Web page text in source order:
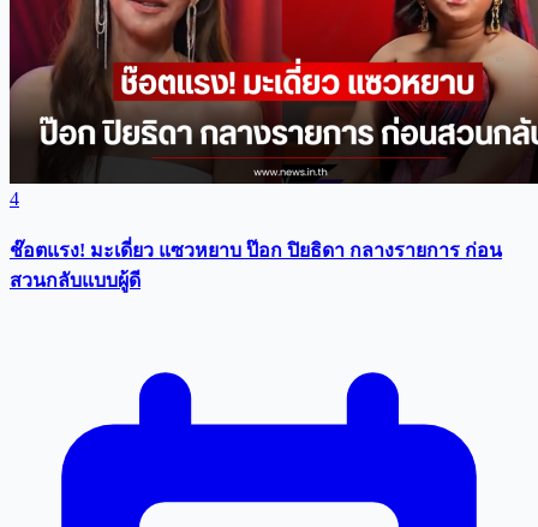
4
ช๊อตแรง! มะเดี่ยว แซวหยาบ ป๊อก ปิยธิดา กลางรายการ ก่อน
สวนกลับแบบผู้ดี